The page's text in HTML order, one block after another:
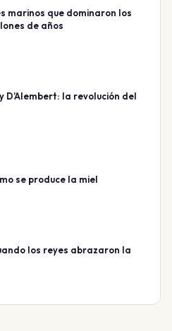
marinos que dominaron los
de años
D’Alembert: la revolución del
se produce la miel
los reyes abrazaron la